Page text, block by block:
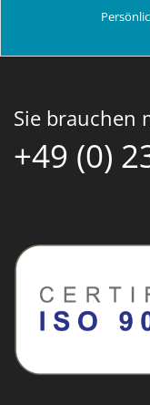
Sie brauchen
+49 (0)